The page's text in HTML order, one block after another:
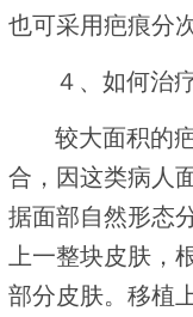
也可采用疤痕分
４、如何治
较大面积的
合，因这类病人
据面部自然形态
上一整块皮肤，
部分皮肤。移植